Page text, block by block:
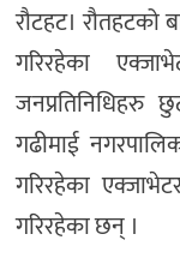
रौटहट। रौतहटको
गरिरहेका
गढीमाई
गरिरहेका
गरिरहेका छन् ।